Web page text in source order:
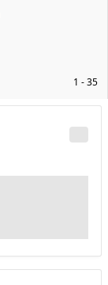
1 - 35